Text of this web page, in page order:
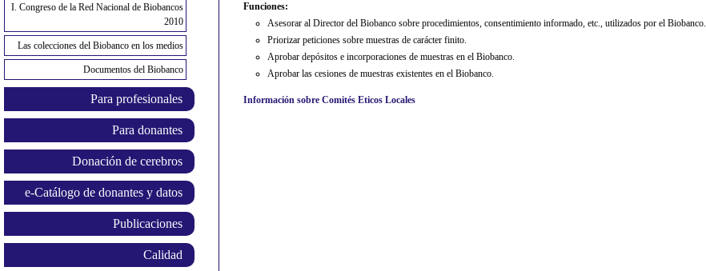
I. Congreso de la Red Nacional de Biobancos
2010
Las colecciones del Biobanco en los medios
Documentos del Biobanco
Para profesionales
Para donantes
Donación de cerebros
e-Catálogo de donantes y datos
Publicaciones
Calidad
Funciones:
Asesorar al Director del Biobanco sobre procedimientos, consentimiento informado, etc., utilizados por el Biobanco.
Priorizar peticiones sobre muestras de carácter finito.
Aprobar depósitos e incorporaciones de muestras en el Biobanco.
Aprobar las cesiones de muestras existentes en el Biobanco.
Información sobre Comités Eticos Locales